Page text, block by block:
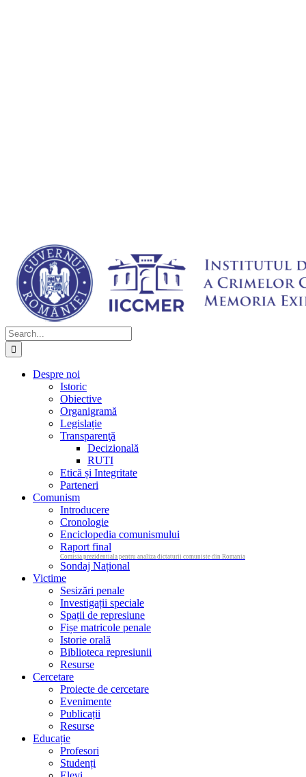
Search
for:
Despre noi
Istoric
Obiective
Organigramă
Legislație
Transparenţă
Decizională
RUTI
Etică și Integritate
Parteneri
Comunism
Introducere
Cronologie
Enciclopedia comunismului
Raport final
Comisia prezidentiala pentru analiza dictaturii comuniste din Romania
Sondaj Național
Victime
Sesizări penale
Investigații speciale
Spații de represiune
Fișe matricole penale
Istorie orală
Biblioteca represiunii
Resurse
Cercetare
Proiecte de cercetare
Evenimente
Publicații
Resurse
Educație
Profesori
Studenți